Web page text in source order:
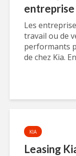
entreprise
Les
travail ou de
performants
de chez Kia.
KIA
Leasing